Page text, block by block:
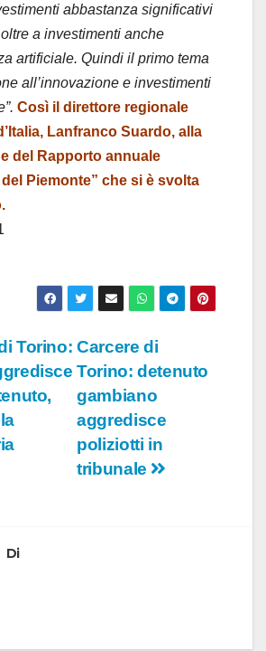
abbastanza significativi
a investimenti anche
artificiale. Quindi il primo tema
all’innovazione e investimenti
Così il direttore regionale
Lanfranco Suardo, alla
del Rapporto annuale
del Piemonte” che si è svolta
Carcere di
Torino: detenuto
gambiano
aggredisce
poliziotti in
tribunale
Torino:
Di